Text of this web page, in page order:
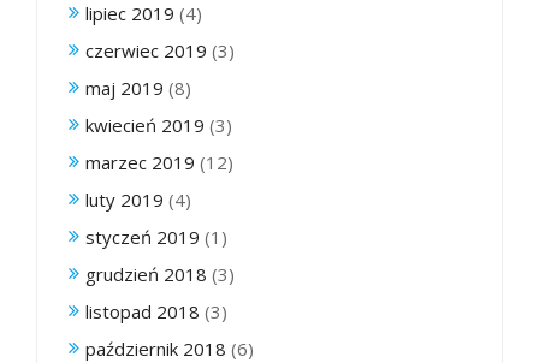
lipiec 2019 (4)
czerwiec 2019 (3)
maj 2019 (8)
kwiecień 2019 (3)
marzec 2019 (12)
luty 2019 (4)
styczeń 2019 (1)
grudzień 2018 (3)
listopad 2018 (3)
październik 2018 (6)